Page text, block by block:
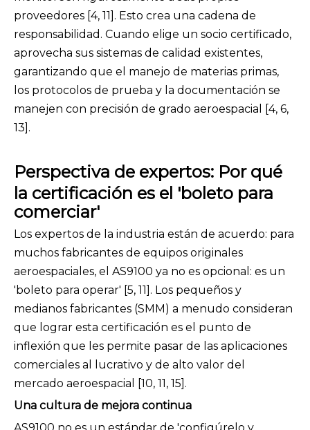
proveedores [4, 11]. Esto crea una cadena de
responsabilidad. Cuando elige un socio certificado,
aprovecha sus sistemas de calidad existentes,
garantizando que el manejo de materias primas,
los protocolos de prueba y la documentación se
manejen con precisión de grado aeroespacial [4, 6,
13].
Perspectiva de expertos: Por qué
la certificación es el 'boleto para
comerciar'
Los expertos de la industria están de acuerdo: para
muchos fabricantes de equipos originales
aeroespaciales, el AS9100 ya no es opcional: es un
'boleto para operar' [5, 11]. Los pequeños y
medianos fabricantes (SMM) a menudo consideran
que lograr esta certificación es el punto de
inflexión que les permite pasar de las aplicaciones
comerciales al lucrativo y de alto valor del
mercado aeroespacial [10, 11, 15].
Una cultura de mejora continua